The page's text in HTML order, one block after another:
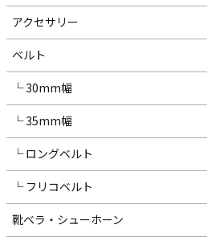
アクセサリー
ベルト
└ 30mm幅
└ 35mm幅
└ ロングベルト
└ フリコベルト
靴ベラ・シューホーン